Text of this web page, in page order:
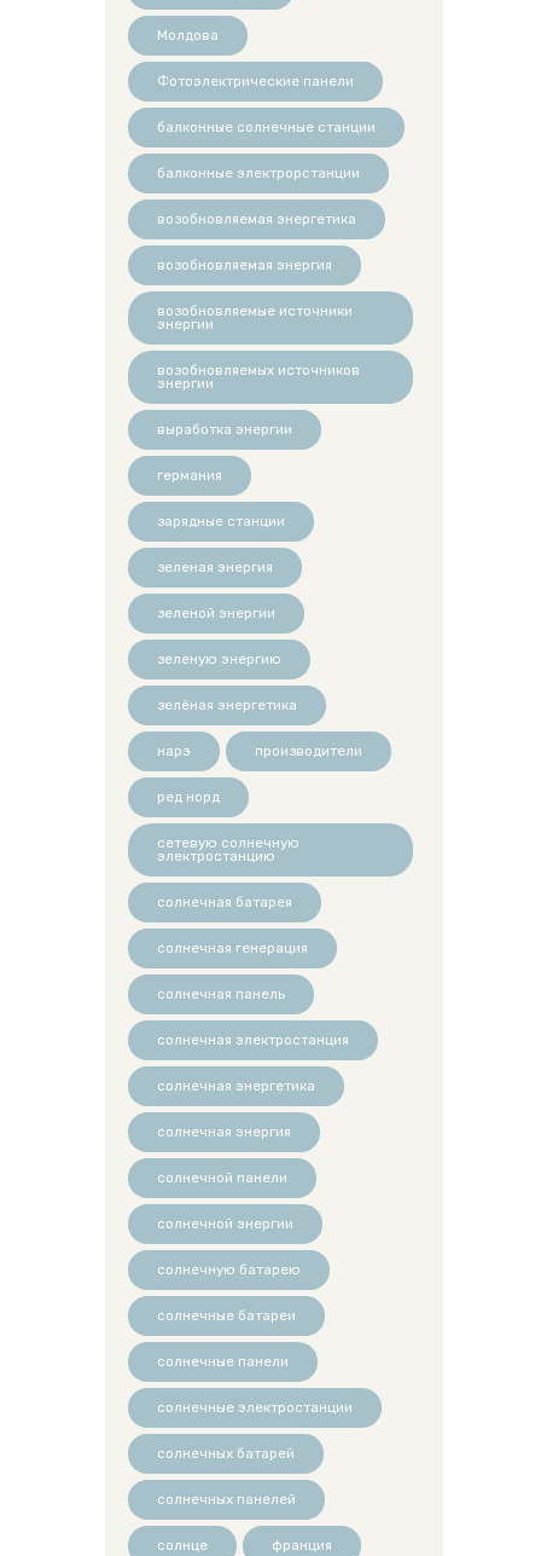
Молдова
Фотоэлектрические панели
балконные солнечные станции
балконные электрорстанции
возобновляемая энергетика
возобновляемая энергия
возобновляемые источники
энергии
возобновляемых источников
энергии
выработка энергии
германия
зарядные станции
зеленая энергия
зеленой энергии
зеленую энергию
зелёная энергетика
нарэ производители
ред норд
сетевую солнечную
электростанцию
солнечная батарея
солнечная генерация
солнечная панель
солнечная электростанция
солнечная энергетика
солнечная энергия
солнечной панели
солнечной энергии
солнечную батарею
солнечные батареи
солнечные панели
солнечные электростанции
солнечных батарей
солнечных панелей
солнце франция